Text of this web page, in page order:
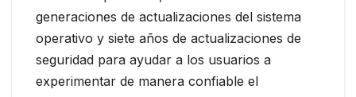
generaciones de actualizaciones del sistema
operativo y siete años de actualizaciones de
seguridad para ayudar a los usuarios a
experimentar de manera confiable el